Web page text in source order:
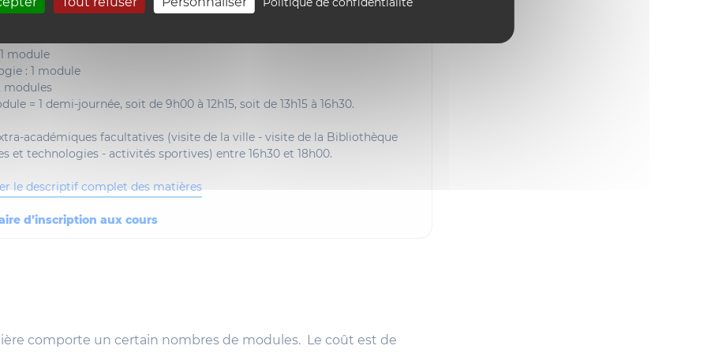
: 6 modules
module
: 1 module
modules
= 1 demi-journée, soit de 9h00 à 12h15, soit de 13h15 à 16h30.
académiques facultatives (visite de la ville - visite de la Bibliothèque
et technologies - activités sportives) entre 16h30 et 18h00.
le descriptif complet des matières
d’inscription aux cours
comporte un certain nombres de modules. Le coût est de